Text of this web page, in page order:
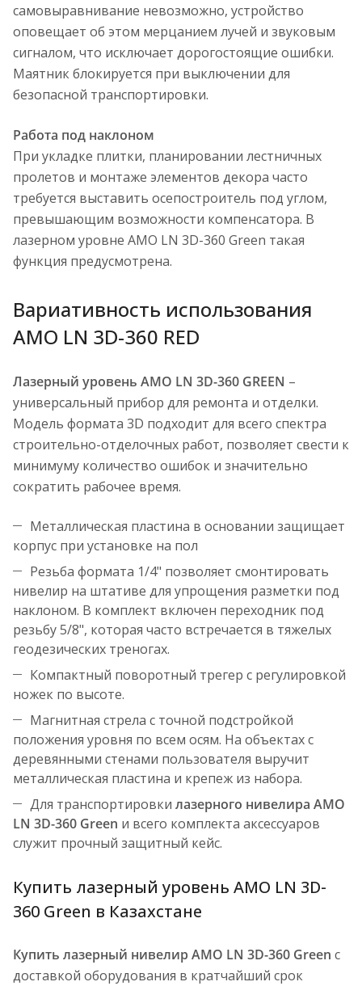
самовыравнивание невозможно, устройство
оповещает об этом мерцанием лучей и звуковым
сигналом, что исключает дорогостоящие ошибки.
Маятник блокируется при выключении для
безопасной транспортировки.
Работа под наклоном
При укладке плитки, планировании лестничных
пролетов и монтаже элементов декора часто
требуется выставить осепостроитель под углом,
превышающим возможности компенсатора. В
лазерном уровне AMO LN 3D-360 Green такая
функция предусмотрена.
Вариативность использования
AMO LN 3D-360 RED
Лазерный уровень AMO LN 3D-360 GREEN –
универсальный прибор для ремонта и отделки.
Модель формата 3D подходит для всего спектра
строительно-отделочных работ, позволяет свести к
минимуму количество ошибок и значительно
сократить рабочее время.
Металлическая пластина в основании защищает
корпус при установке на пол
Резьба формата 1/4" позволяет смонтировать
нивелир на штативе для упрощения разметки под
наклоном. В комплект включен переходник под
резьбу 5/8", которая часто встречается в тяжелых
геодезических треногах.
Компактный поворотный трегер с регулировкой
ножек по высоте.
Магнитная стрела с точной подстройкой
положения уровня по всем осям. На объектах с
деревянными стенами пользователя выручит
металлическая пластина и крепеж из набора.
Для транспортировки лазерного нивелира AMO
LN 3D-360 Green и всего комплекта аксессуаров
служит прочный защитный кейс.
Купить лазерный уровень AMO LN 3D-
360 Green в Казахстане
Купить лазерный нивелир AMO LN 3D-360 Green с
доставкой оборудования в кратчайший срок